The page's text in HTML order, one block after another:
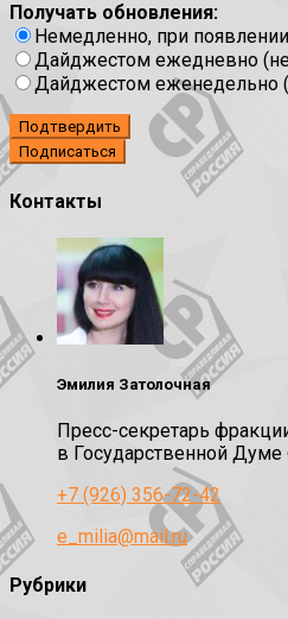
Получать обновления:
Немедленно, при
Дайджестом ежедневно (не
Дайджестом еженедельно
Подтвердить
Контакты
Эмилия Затолочная
Пресс-секретарь
в Государственной
+7 (926) 356-72-42
e_milia@mail.ru
Рубрики